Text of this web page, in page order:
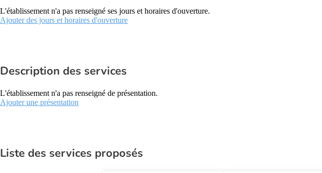
L'établissement n'a pas renseigné ses jours et horaires d'ouverture.
Ajouter des jours et horaires d'ouverture
Description des services
L'établissement n'a pas renseigné de présentation.
Ajouter une présentation
Liste des services proposés